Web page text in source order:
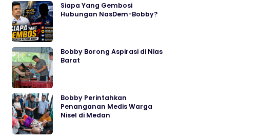
Siapa Yang Gembosi
Hubungan NasDem-Bobby?
Bobby Borong Aspirasi di Nias
Barat
Bobby Perintahkan
Penanganan Medis Warga
Nisel di Medan